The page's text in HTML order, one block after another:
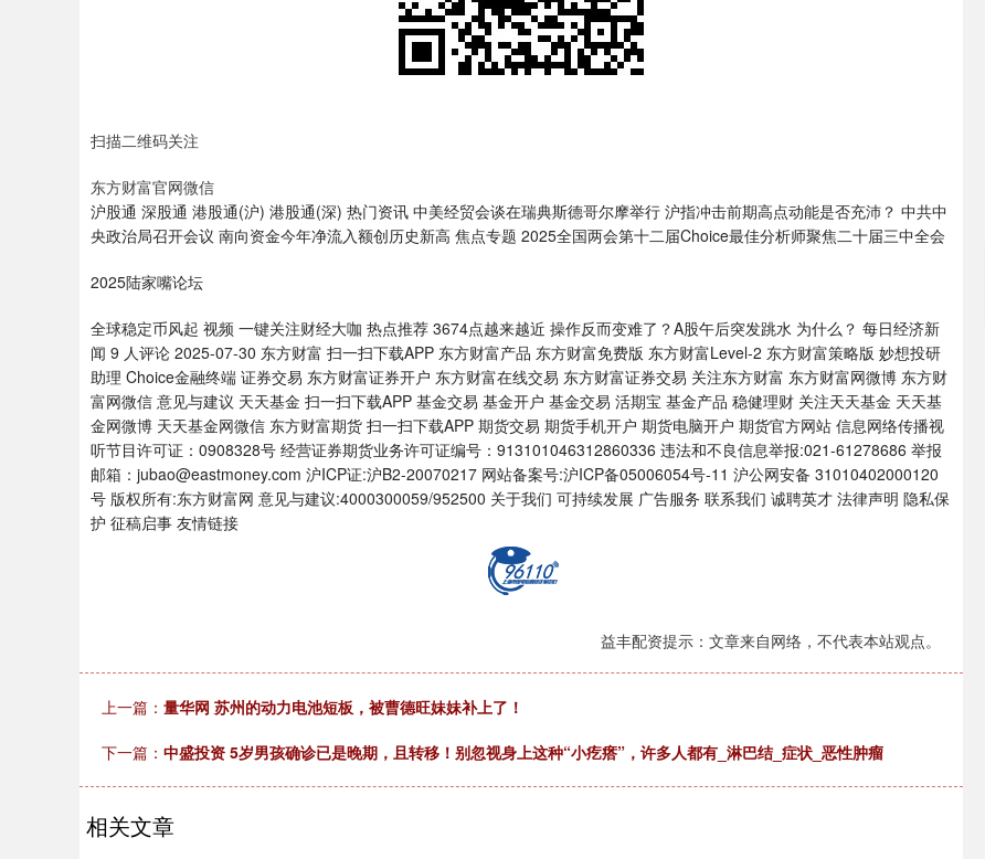
扫描二维码关注
东方财富官网微信
沪股通 深股通 港股通(沪) 港股通(深) 热门资讯 中美经贸会谈在瑞典斯德哥尔摩举行 沪指冲击前期高点动能是否充沛？ 中共中
央政治局召开会议 南向资金今年净流入额创历史新高 焦点专题 2025全国两会第十二届Choice最佳分析师聚焦二十届三中全会
2025陆家嘴论坛
全球稳定币风起 视频 一键关注财经大咖 热点推荐 3674点越来越近 操作反而变难了？A股午后突发跳水 为什么？ 每日经济新
闻 9 人评论 2025-07-30 东方财富 扫一扫下载APP 东方财富产品 东方财富免费版 东方财富Level-2 东方财富策略版 妙想投研
助理 Choice金融终端 证券交易 东方财富证券开户 东方财富在线交易 东方财富证券交易 关注东方财富 东方财富网微博 东方财
富网微信 意见与建议 天天基金 扫一扫下载APP 基金交易 基金开户 基金交易 活期宝 基金产品 稳健理财 关注天天基金 天天基
金网微博 天天基金网微信 东方财富期货 扫一扫下载APP 期货交易 期货手机开户 期货电脑开户 期货官方网站 信息网络传播视
听节目许可证：0908328号 经营证券期货业务许可证编号：913101046312860336 违法和不良信息举报:021-61278686 举报
邮箱：jubao@eastmoney.com 沪ICP证:沪B2-20070217 网站备案号:沪ICP备05006054号-11 沪公网安备 31010402000120
号 版权所有:东方财富网 意见与建议:4000300059/952500 关于我们 可持续发展 广告服务 联系我们 诚聘英才 法律声明 隐私保
护 征稿启事 友情链接
益丰配资提示：文章来自网络，不代表本站观点。
上一篇： 量华网 苏州的动力电池短板，被曹德旺妹妹补上了！
下一篇： 中盛投资 5岁男孩确诊已是晚期，且转移！别忽视身上这种“小疙瘩”，许多人都有_淋巴结_症状_恶性肿瘤
相关文章